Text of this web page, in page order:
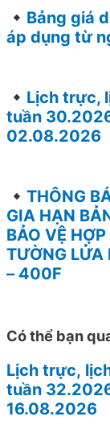
Bảng giá
áp dụng từ
Lịch trực,
tuần
02.08.2026
THÔNG
GIA HẠN
BẢO VỆ
TƯỜNG LỬA
– 400F
Có thể bạn
Lịch trực,
tuần
16.08.2026